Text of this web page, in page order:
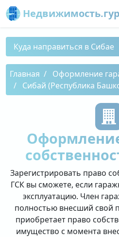
Куда направиться в Сибае
Главная
Оформление
Сибай (Республика
Зарегистрировать право
ГСК вы сможете, если
эксплуатацию. Член
полностью внесший свой
приобретает право
имущество с момента